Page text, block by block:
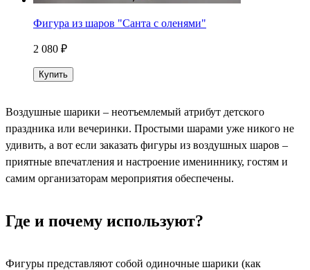
Фигура из шаров "Санта с оленями"
2 080 ₽
Купить
Воздушные шарики – неотъемлемый атрибут детского
праздника или вечеринки. Простыми шарами уже никого не
удивить, а вот если заказать фигуры из воздушных шаров –
приятные впечатления и настроение имениннику, гостям и
самим организаторам мероприятия обеспечены.
Где и почему используют?
Фигуры представляют собой одиночные шарики (как